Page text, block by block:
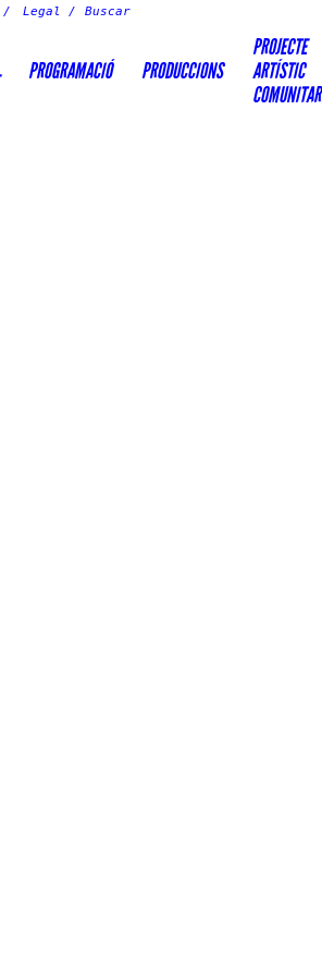
Legal
PROGRAMACIÓ PRODUCCIONS
PROJECTE
ARTÍSTIC